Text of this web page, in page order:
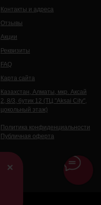
×
Контакты и адреса
Отзывы
Акции
Реквизиты
FAQ
Карта сайта
Казахстан, Алматы, мкр. Аксай
2, 8/3, бутик 12 (ТЦ "Aksai City",
цокольный этаж)
Политика конфиденциальности
Публичная оферта